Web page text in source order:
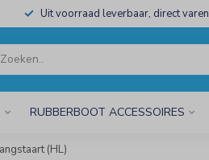
Uit voorraad leverbaar, direct varen
RUBBERBOOT ACCESSOIRES
(HL)